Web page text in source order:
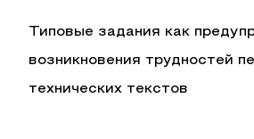
Типовые задания как
возникновения трудностей
технических текстов